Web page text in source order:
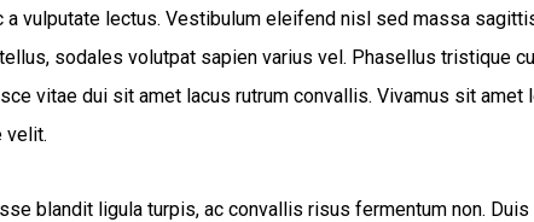
a vulputate lectus. Vestibulum eleifend nisl sed massa
sodales volutpat sapien varius vel. Phasellus tristique
vitae dui sit amet lacus rutrum convallis. Vivamus sit amet
velit.
blandit ligula turpis, ac convallis risus fermentum non.